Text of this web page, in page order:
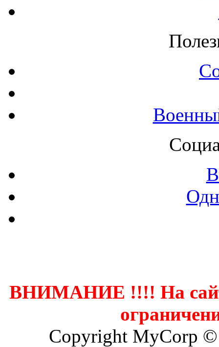
ВНИМАНИЕ !!!! На
Copyright MyCorp